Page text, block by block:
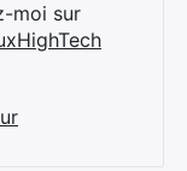
moi sur